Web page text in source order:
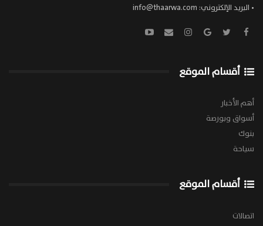
• البريد الإلكتروني: info@thaarwa.com
أقسام الموقع
أهم الأخبار
أسواق وبورصة
بنوك
سياحة
أقسام الموقع
اتصالات